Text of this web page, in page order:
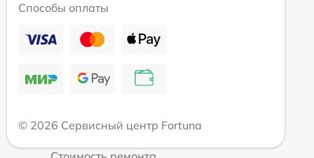
Способы оплаты
© 2026 Сервисный центр Fortuna